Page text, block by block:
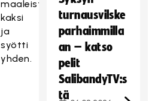
maaleista
kaksi
ja
syötti
yhden.
turnausvilske
parhaimmilla
an – katso
pelit
SalibandyTV:s
tä